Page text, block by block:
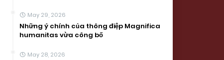
May 29, 2026
Những ý chính của thông điệp Magnifica
humanitas vừa công bố
May 28, 2026